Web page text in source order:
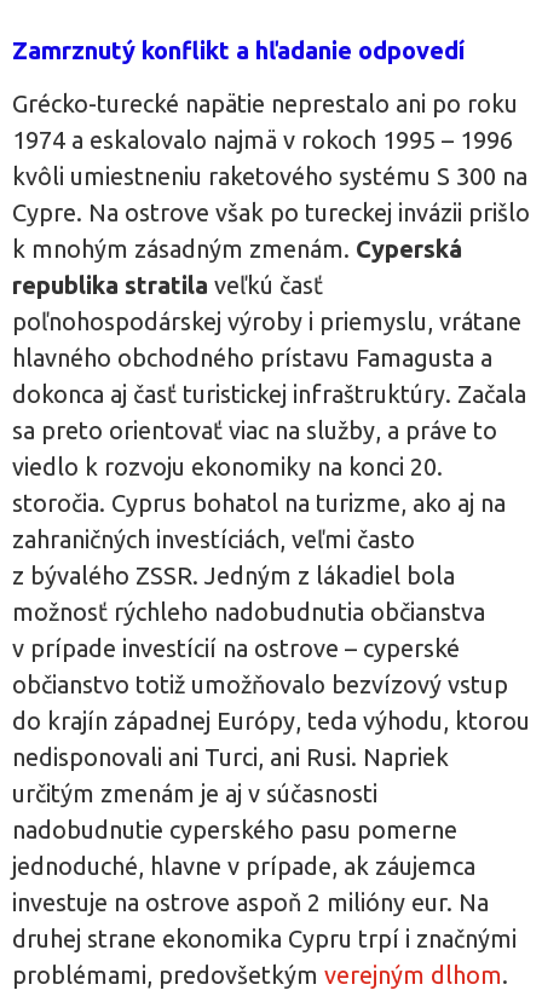
Zamrznutý konflikt a hľadanie odpovedí
Grécko-turecké napätie neprestalo ani po roku
1974 a eskalovalo najmä v rokoch 1995 – 1996
kvôli umiestneniu raketového systému S 300 na
Cypre. Na ostrove však po tureckej invázii prišlo
k mnohým zásadným zmenám. Cyperská
republika stratila veľkú časť
poľnohospodárskej výroby i priemyslu, vrátane
hlavného obchodného prístavu Famagusta a
dokonca aj časť turistickej infraštruktúry. Začala
sa preto orientovať viac na služby, a práve to
viedlo k rozvoju ekonomiky na konci 20.
storočia. Cyprus bohatol na turizme, ako aj na
zahraničných investíciách, veľmi často
z bývalého ZSSR. Jedným z lákadiel bola
možnosť rýchleho nadobudnutia občianstva
v prípade investícií na ostrove – cyperské
občianstvo totiž umožňovalo bezvízový vstup
do krajín západnej Európy, teda výhodu, ktorou
nedisponovali ani Turci, ani Rusi. Napriek
určitým zmenám je aj v súčasnosti
nadobudnutie cyperského pasu pomerne
jednoduché, hlavne v prípade, ak záujemca
investuje na ostrove aspoň 2 milióny eur. Na
druhej strane ekonomika Cypru trpí i značnými
problémami, predovšetkým verejným dlhom.